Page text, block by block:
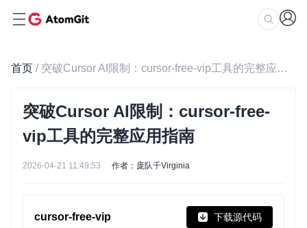
首页 / 突破Cursor AI限制：cursor-free-vip工具的完整应用指南
突破Cursor AI限制：cursor-free-
vip工具的完整应用指南
2026-04-21 11:49:53 作者：庞队千Virginia
cursor-free-vip 下载源代码